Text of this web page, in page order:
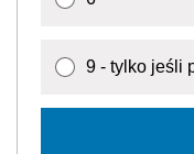
9 - tylko jeśli